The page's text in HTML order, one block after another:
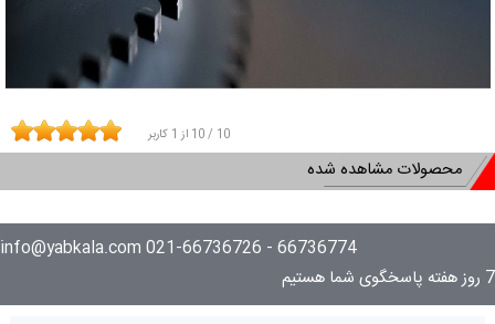
10 / 10 از 1 کاربر
محصولات مشاهده شده
66736774 - 021-66736726 info@yabkala.com
7 روز هفته پاسخگوی شما هستیم